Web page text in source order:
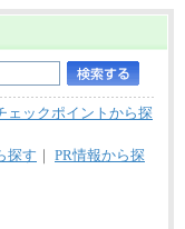
ェックポイントから探
探す ｜ PR情報から探